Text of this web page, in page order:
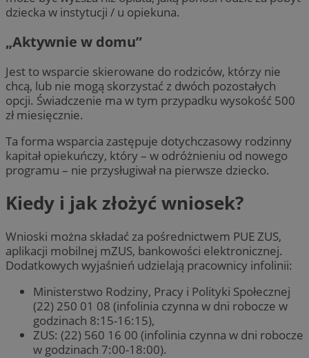
dziecka w instytucji / u opiekuna.
„Aktywnie w domu”
Jest to wsparcie skierowane do rodziców, którzy nie
chcą, lub nie mogą skorzystać z dwóch pozostałych
opcji. Świadczenie ma w tym przypadku wysokość 500
zł miesięcznie.
Ta forma wsparcia zastępuje dotychczasowy rodzinny
kapitał opiekuńczy, który – w odróżnieniu od nowego
programu – nie przysługiwał na pierwsze dziecko.
Kiedy i jak złożyć wniosek?
Wnioski można składać za pośrednictwem PUE ZUS,
aplikacji mobilnej mZUS, bankowości elektronicznej.
Dodatkowych wyjaśnień udzielają pracownicy infolinii:
Ministerstwo Rodziny, Pracy i Polityki Społecznej
(22) 250 01 08 (infolinia czynna w dni robocze w
godzinach 8:15-16:15),
ZUS: (22) 560 16 00 (infolinia czynna w dni robocze
w godzinach 7:00-18:00).